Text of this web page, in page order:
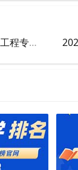
2026年海洋油气工程专业大学排名